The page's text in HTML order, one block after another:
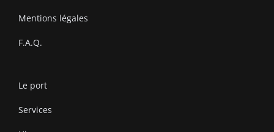
Mentions légales
F.A.Q.
Le port
Services